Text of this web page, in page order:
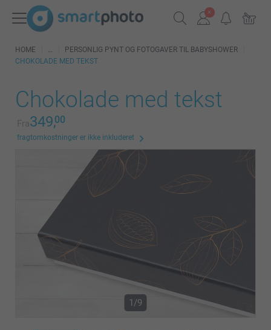
HOME
PERSONLIG PYNT OG FOTOGAVER TIL BABYSHOWER
CHOKOLADE MED TEKST
Chokolade med tekst
Fra349,00
fragtomkostninger er ikke inkluderet
1/9